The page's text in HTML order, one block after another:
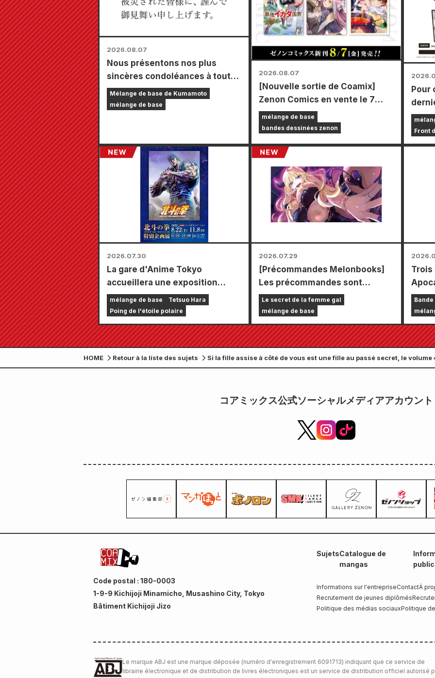
2026.08.07
Nous présentons nos plus
sincères condoléances à toutes
les personnes touchées par le
tremblement de terre de
Mélange de base de Kumamoto
mélange de base
2026.08.07
[Nouvelle sortie de Coamix]
Zenon Comics en vente le 7
août (vendredi) !
mélange de base
bandes dessinées zenon
Pour
les
le
Front
2026.07.30
La gare d'Anime Tokyo
accueillera une exposition
spéciale consacrée à « Ken le
Survivant » !!
mélange de base
Tetsuo Hara
Poing de l'étoile polaire
2026.07.29
[Précommandes Melonbooks]
Les précommandes sont
ouvertes pour l'édition limitée
comprenant un tapis de jeu
spécial orné d'une magnifique
illustration de Fuyuki Tojo
dessinée par Kudou ! Le tome 6
de « The Secret of the Gal
Le secret de la femme gal
mélange de base
Trois
un
le 24
HOME Retour à la liste des sujets
Si la fille assise à côté de vous est une fille au passé secret, le
sortira le 20 février !
コアミックス公式ソーシャルメディアアカウント
Code postal : 180-0003
1-9-9 Kichijoji Minamicho, Musashino City, Tokyo
Bâtiment Kichijoji Jizo
SujetsCatalogue de
mangas
Informations sur l'entrepriseContactÀ
Recrutement de jeunes diplômés
Politique des médias sociauxPolitique
Le marque ABJ est une marque déposée (numéro d'enregistrement 6091713) indiquant que ce service de
librairie électronique et de distribution de livres électroniques est un service de distribution officiel autorisé